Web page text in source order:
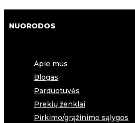
NUORODOS
Apie mus
Blogas
Parduotuvės
Prekių ženklai
Pirkimo/grąžinimo sąlygos